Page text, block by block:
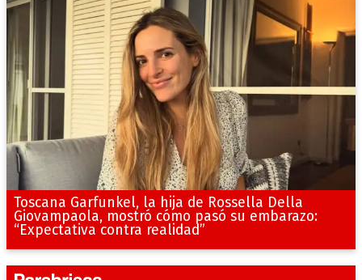
Toscana Garfunkel, la hija de Rossella Della
Giovampaola, mostró cómo pasó su embarazo:
“Expectativa contra realidad”